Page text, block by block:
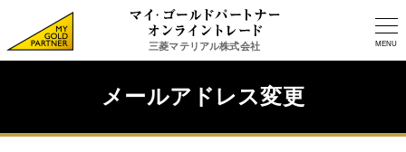
三菱マテリアル株式会社 MENU
メールアドレス変更